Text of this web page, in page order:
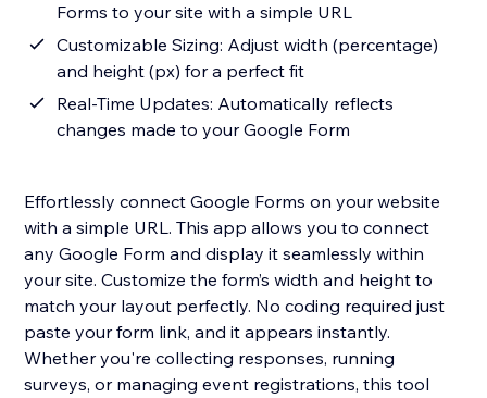
Forms to your site with a simple URL
Customizable Sizing: Adjust width (percentage)
and height (px) for a perfect fit
Real-Time Updates: Automatically reflects
changes made to your Google Form
Effortlessly connect Google Forms on your website
with a simple URL. This app allows you to connect
any Google Form and display it seamlessly within
your site. Customize the form’s width and height to
match your layout perfectly. No coding required just
paste your form link, and it appears instantly.
Whether you're collecting responses, running
surveys, or managing event registrations, this tool